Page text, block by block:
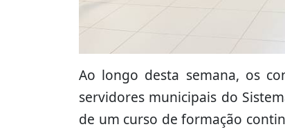
Ao longo desta semana, os
servidores municipais do
de um curso de formação